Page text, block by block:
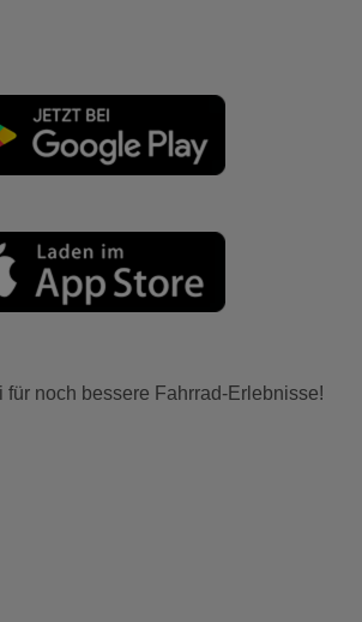
für noch bessere Fahrrad-Erlebnisse!